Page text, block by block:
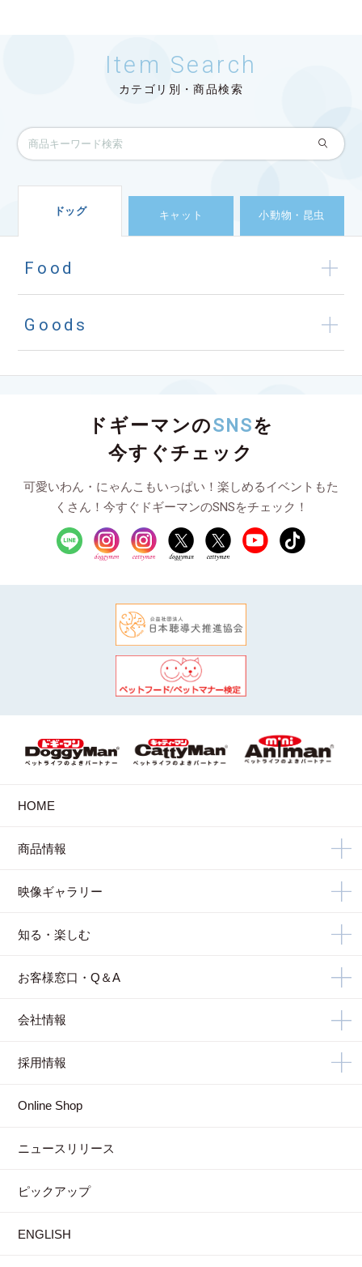
Item Search
カテゴリ別・商品検索
ドッグ キャット 小動物・昆虫
Food
Goods
ドギーマンのSNSを
今すぐチェック
可愛いわん・にゃんこもいっぱい！楽しめるイベントもた
くさん！今すぐドギーマンのSNSをチェック！
HOME
商品情報
映像ギャラリー
知る・楽しむ
お客様窓口・Q＆A
会社情報
採用情報
Online Shop
ニュースリリース
ピックアップ
ENGLISH